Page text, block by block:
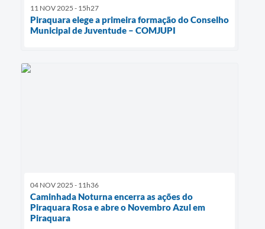
11 NOV 2025 - 15h27
Piraquara elege a primeira formação do Conselho
Municipal de Juventude – COMJUPI
04 NOV 2025 - 11h36
Caminhada Noturna encerra as ações do
Piraquara Rosa e abre o Novembro Azul em
Piraquara